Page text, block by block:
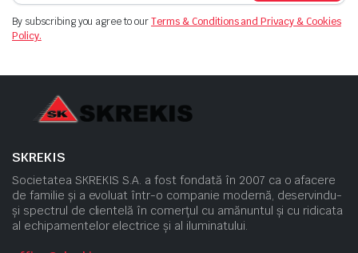
By subscribing you agree to ourTerms & Conditions and Privacy & Cookies
Policy.
SKREKIS
Societatea SKREKIS S.A. a fost fondată în 2007 ca o afacere
de familie și a evoluat într-o companie modernă, deservindu-
și spectrul de clientelă în comerțul cu amănuntul și cu ridicata
al echipamentelor electrice și al iluminatului.